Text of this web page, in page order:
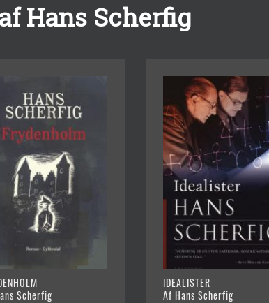
Hans Scherfig
Scherfig
IDEALISTER
Af Hans Scherfig